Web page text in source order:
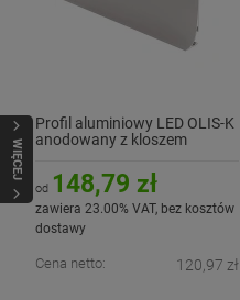
WIĘCEJ
Profil aluminiowy LED OLIS-K
anodowany z kloszem
od 148,79 zł
zawiera 23.00% VAT, bez kosztów
dostawy
Cena netto: 120,97 zł